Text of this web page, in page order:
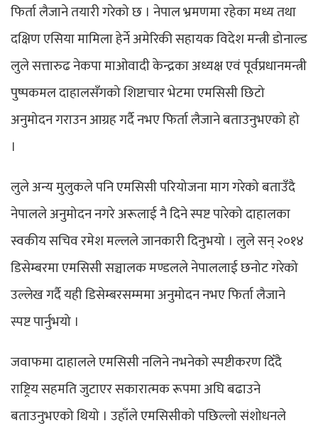
फिर्ता लैजाने तयारी गरेको छ । नेपाल भ्रमणमा रहेका मध्य तथा
दक्षिण एसिया मामिला हेर्ने अमेरिकी सहायक विदेश मन्त्री डोनाल्ड
लुले सत्तारुढ नेकपा माओवादी केन्द्रका अध्यक्ष एवं पूर्वप्रधानमन्त्री
पुष्पकमल दाहालसँगको शिष्टाचार भेटमा एमसिसी छिटो
अनुमोदन गराउन आग्रह गर्दै नभए फिर्ता लैजाने बताउनुभएको हो
।
लुले अन्य मुलुकले पनि एमसिसी परियोजना माग गरेको बताउँदै
नेपालले अनुमोदन नगरे अरूलाई नै दिने स्पष्ट पारेको दाहालका
स्वकीय सचिव रमेश मल्लले जानकारी दिनुभयो । लुले सन् २०१४
डिसेम्बरमा एमसिसी सञ्चालक मण्डलले नेपाललाई छनोट गरेको
उल्लेख गर्दै यही डिसेम्बरसम्ममा अनुमोदन नभए फिर्ता लैजाने
स्पष्ट पार्नुभयो ।
जवाफमा दाहालले एमसिसी नलिने नभनेको स्पष्टीकरण दिँदै
राष्ट्रिय सहमति जुटाएर सकारात्मक रूपमा अघि बढाउने
बताउनुभएको थियो । उहाँले एमसिसीको पछिल्लो संशोधनले